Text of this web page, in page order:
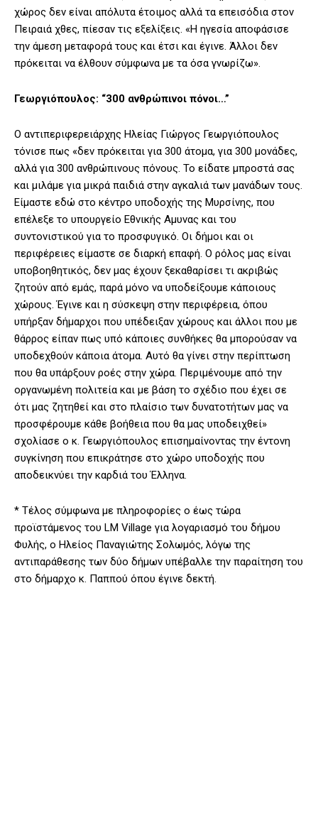
χώρος δεν είναι απόλυτα έτοιμος αλλά τα επεισόδια στον
Πειραιά χθες, πίεσαν τις εξελίξεις. «Η ηγεσία αποφάσισε
την άμεση μεταφορά τους και έτσι και έγινε. Άλλοι δεν
πρόκειται να έλθουν σύμφωνα με τα όσα γνωρίζω».
Γεωργιόπουλος: “300 ανθρώπινοι πόνοι…”
Ο αντιπεριφερειάρχης Ηλείας Γιώργος Γεωργιόπουλος
τόνισε πως «δεν πρόκειται για 300 άτομα, για 300 μονάδες,
αλλά για 300 ανθρώπινους πόνους. Το είδατε μπροστά σας
και μιλάμε για μικρά παιδιά στην αγκαλιά των μανάδων τους.
Είμαστε εδώ στο κέντρο υποδοχής της Μυρσίνης, που
επέλεξε το υπουργείο Εθνικής Αμυνας και του
συντονιστικού για το προσφυγικό. Οι δήμοι και οι
περιφέρειες είμαστε σε διαρκή επαφή. Ο ρόλος μας είναι
υποβοηθητικός, δεν μας έχουν ξεκαθαρίσει τι ακριβώς
ζητούν από εμάς, παρά μόνο να υποδείξουμε κάποιους
χώρους. Έγινε και η σύσκεψη στην περιφέρεια, όπου
υπήρξαν δήμαρχοι που υπέδειξαν χώρους και άλλοι που με
θάρρος είπαν πως υπό κάποιες συνθήκες θα μπορούσαν να
υποδεχθούν κάποια άτομα. Αυτό θα γίνει στην περίπτωση
που θα υπάρξουν ροές στην χώρα. Περιμένουμε από την
οργανωμένη πολιτεία και με βάση το σχέδιο που έχει σε
ότι μας ζητηθεί και στο πλαίσιο των δυνατοτήτων μας να
προσφέρουμε κάθε βοήθεια που θα μας υποδειχθεί»
σχολίασε ο κ. Γεωργιόπουλος επισημαίνοντας την έντονη
συγκίνηση που επικράτησε στο χώρο υποδοχής που
αποδεικνύει την καρδιά του Έλληνα.
* Τέλος σύμφωνα με πληροφορίες ο έως τώρα
προϊστάμενος του LM Village για λογαριασμό του δήμου
Φυλής, ο Ηλείος Παναγιώτης Σολωμός, λόγω της
αντιπαράθεσης των δύο δήμων υπέβαλλε την παραίτηση του
στο δήμαρχο κ. Παππού όπου έγινε δεκτή.